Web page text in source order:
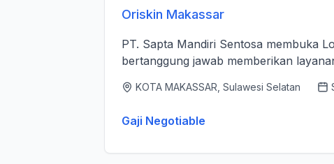
Oriskin Makassar
PT. Sapta Mandiri Sentosa membuka
bertanggung jawab memberikan
KOTA MAKASSAR, Sulawesi Selatan
Gaji Negotiable